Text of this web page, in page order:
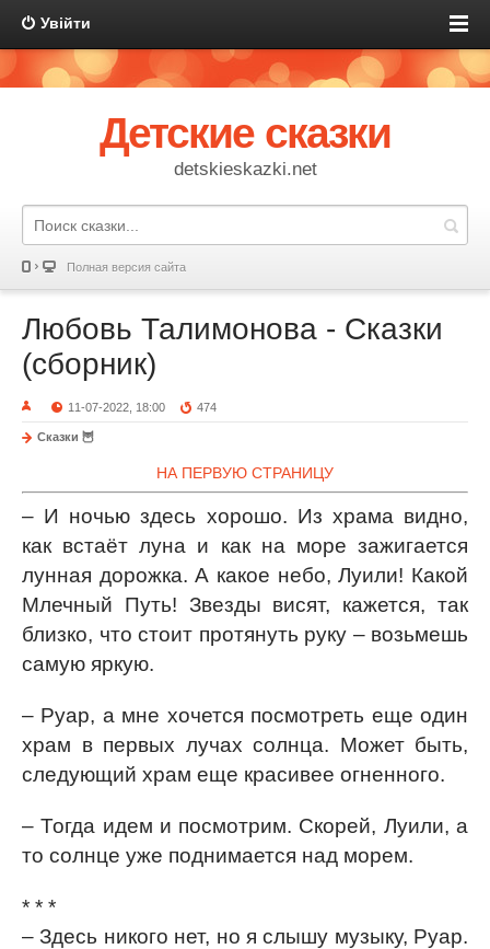
Увійти
Детские сказки
detskieskazki.net
Полная версия сайта
Любовь Талимонова - Сказки
(сборник)
11-07-2022, 18:00 474
Сказки 🦉
НА ПЕРВУЮ СТРАНИЦУ
– И ночью здесь хорошо. Из храма видно,
как встаёт луна и как на море зажигается
лунная дорожка. А какое небо, Луили! Какой
Млечный Путь! Звезды висят, кажется, так
близко, что стоит протянуть руку – возьмешь
самую яркую.
– Руар, а мне хочется посмотреть еще один
храм в первых лучах солнца. Может быть,
следующий храм еще красивее огненного.
– Тогда идем и посмотрим. Скорей, Луили, а
то солнце уже поднимается над морем.
* * *
– Здесь никого нет, но я слышу музыку, Руар.